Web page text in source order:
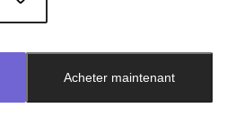
Acheter maintenant